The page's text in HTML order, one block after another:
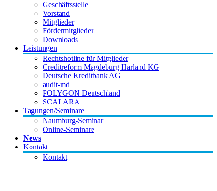
Geschäftsstelle
Vorstand
Mitglieder
Fördermitglieder
Downloads
Leistungen
Rechtshotline für Mitglieder
Creditreform Magdeburg Harland KG
Deutsche Kreditbank AG
audit-md
POLYGON Deutschland
SCALARA
Tagungen/Seminare
Naumburg-Seminar
Online-Seminare
News
Kontakt
Kontakt